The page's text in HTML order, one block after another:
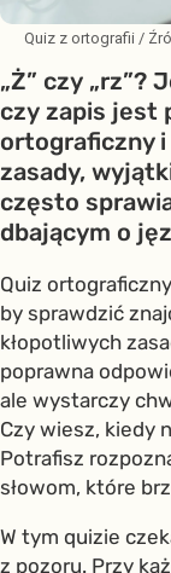
Quiz z ortografii /
„Ż” czy „rz”?
czy zapis jest
ortograficzny
zasady,
często
dbającym o
Quiz
by sprawdzić
kłopotliwych
poprawna
ale wystarczy
Czy wiesz, kiedy
Potrafisz
słowom, które
W tym quizie
z pozoru. Przy